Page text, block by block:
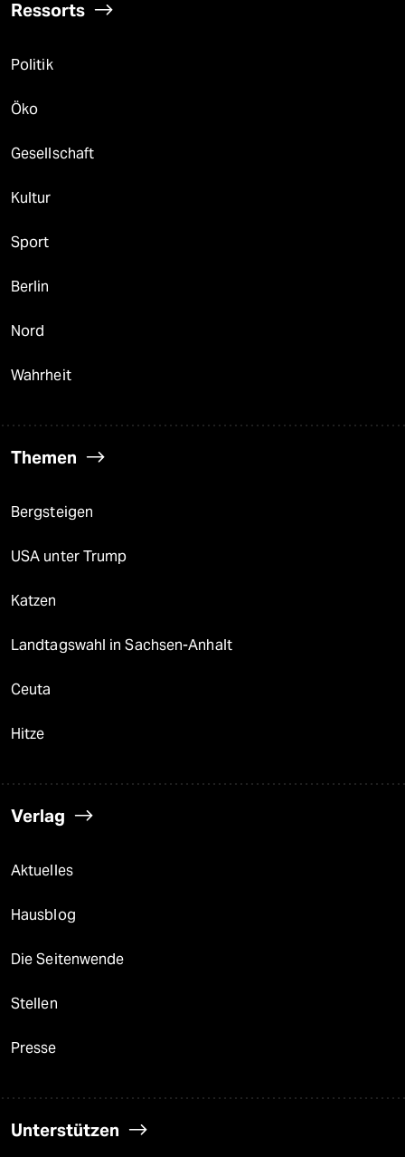
Ressorts
Politik
Öko
Gesellschaft
Kultur
Sport
Berlin
Nord
Wahrheit
Themen
Bergsteigen
USA unter Trump
Katzen
Landtagswahl in Sachsen-Anhalt
Ceuta
Hitze
Verlag
Aktuelles
Hausblog
Die Seitenwende
Stellen
Presse
Unterstützen